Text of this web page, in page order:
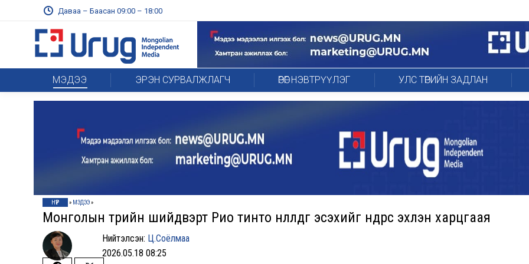
Даваа – Баасан 09:00 – 18:00
МЭДЭЭ ЭРЭН СУРВАЛЖЛАГЧ ӨРӨГ НЭВТРҮҮЛЭГ УЛС ТӨРИЙН ЗАДЛАН
НҮҮР » МЭДЭЭ»
Монголын төрийн шийдвэрт Рио тинто нөлөөлдөг эсэхийг өнөөдрөөс эхлэн харцгаая
Нийтэлсэн: Ц.Соёлмаа
2026.05.18 08:25